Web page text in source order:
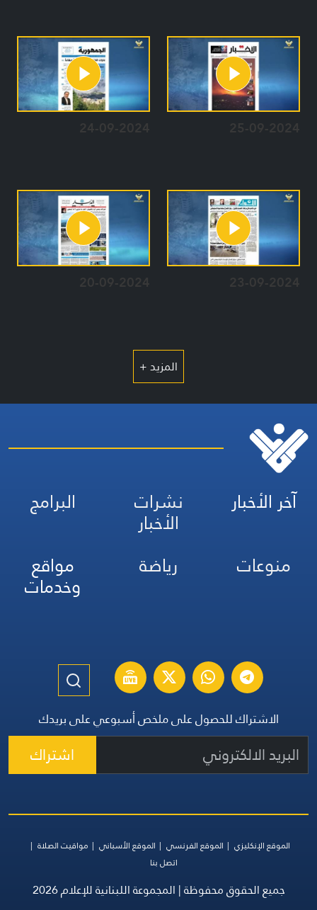
25-09-2024
24-09-2024
23-09-2024
20-09-2024
المزيد +
آخر الأخبار نشرات
الأخبار
البرامج
منوعات
رياضة مواقع
وخدمات
الاشتراك للحصول على ملخص أسبوعي على بريدك
اشتراك
الموقع الإنكليزي الموقع الفرنسي الموقع الأسباني
مواقيت الصلاة
اتصل بنا
جميع الحقوق محفوظة | المجموعة اللبنانية للإعلام 2026